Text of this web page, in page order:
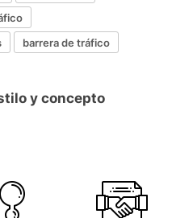
barrera de tráfico
y concepto